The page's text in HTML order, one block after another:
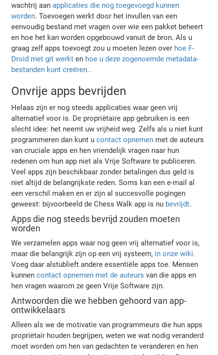
wachtrij aanapplicaties die nog toegevoegd kunnen
worden. Toevoegen werkt door het invullen van een
eenvoudig bestand met vragen over wie een pakket beheert
en hoe het kan worden opgebouwd vanuit de bron. Als u
graag zelf apps toevoegt zou u moeten lezen over hoe F-
Droid met git werkt en hoe u deze zogenoemde metadata-
bestanden kunt creëren..
Onvrije apps bevrijden
Helaas zijn er nog steeds applicaties waar geen vrij
alternatief voor is. De propriëtaire app gebruiken is een
slecht idee: het neemt uw vrijheid weg. Zelfs als u niet kunt
programmeren dan kunt ucontact opnemen met de auteurs
van cruciale apps en hen vriendelijk vragen naar hun
redenen om hun app niet als Vrije Software te publiceren.
Veel apps zijn beschikbaar zonder betalingen dus geld is
niet altijd de belangrijkste reden. Soms kan een e-mail al
een verschil maken en er zijn al succesvolle pogingen
geweest: bijvoorbeeld de Chess Walk app is nu bevrijdt.
Apps die nog steeds bevrijd zouden moeten
worden
We verzamelen apps waar nog geen vrij alternatief voor is,
maar die belangrijk zijn op een vrij systeem, in onze wiki.
Voeg daar alstublieft andere essentiële apps toe. Mensen
kunnencontact opnemen met de auteurs van die apps en
hen vragen waarom ze geen Vrije Software zijn.
Antwoorden die we hebben gehoord van app-
ontwikkelaars
Alleen als we de motivatie van programmeurs die hun apps
propriëtair houden begrijpen, weten we wat nodig veranderd
moet worden om hen van gedachten te veranderen en hen